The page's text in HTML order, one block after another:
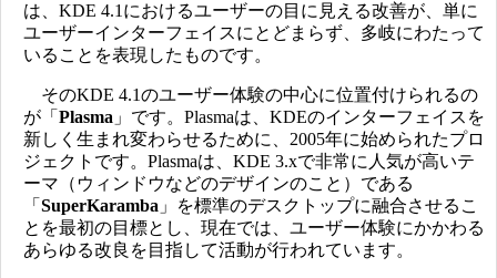
は、KDE 4.1におけるユーザーの目に見える改善が、単に
ユーザーインターフェイスにとどまらず、多岐にわたって
いることを表現したものです。
そのKDE 4.1のユーザー体験の中心に位置付けられるの
が「 Plasma 」です。Plasmaは、KDEのインターフェイスを
新しく生まれ変わらせるために、2005年に始められたプロ
ジェクトです。Plasmaは、KDE 3.xで非常に人気が高いテ
ーマ（ウィンドウなどのデザインのこと）である
「 SuperKaramba 」を標準のデスクトップに融合させるこ
とを最初の目標とし、現在では、ユーザー体験にかかわる
あらゆる改良を目指して活動が行われています。